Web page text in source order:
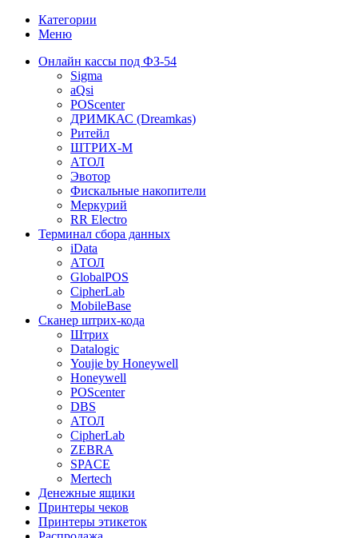
Категории
Меню
Онлайн кассы под ФЗ-54
Sigma
aQsi
POScenter
ДРИМКАС (Dreamkas)
Ритейл
ШТРИХ-М
АТОЛ
Эвотор
Фискальные накопители
Меркурий
RR Electro
Терминал сбора данных
iData
АТОЛ
GlobalPOS
CipherLab
MobileBase
Сканер штрих-кода
Штрих
Datalogic
Youjie by Honeywell
Honeywell
POScenter
DBS
АТОЛ
CipherLab
ZEBRA
SPACE
Mertech
Денежные ящики
Принтеры чеков
Принтеры этикеток